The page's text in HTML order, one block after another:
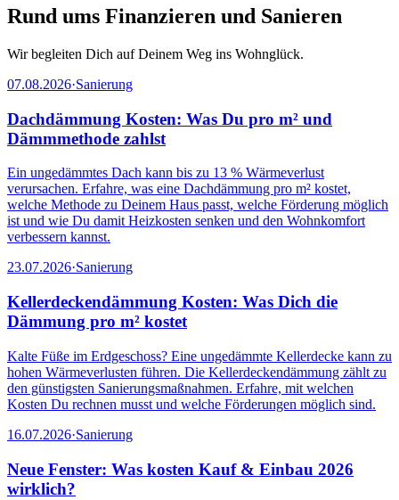
Rund ums Finanzieren und Sanieren
Wir begleiten Dich auf Deinem Weg ins Wohnglück.
07.08.2026·Sanierung
Dachdämmung Kosten: Was Du pro m² und
Dämmmethode zahlst
Ein ungedämmtes Dach kann bis zu 13 % Wärmeverlust
verursachen. Erfahre, was eine Dachdämmung pro m² kostet,
welche Methode zu Deinem Haus passt, welche Förderung möglich
ist und wie Du damit Heizkosten senken und den Wohnkomfort
verbessern kannst.
23.07.2026·Sanierung
Kellerdeckendämmung Kosten: Was Dich die
Dämmung pro m² kostet
Kalte Füße im Erdgeschoss? Eine ungedämmte Kellerdecke kann zu
hohen Wärmeverlusten führen. Die Kellerdeckendämmung zählt zu
den günstigsten Sanierungsmaßnahmen. Erfahre, mit welchen
Kosten Du rechnen musst und welche Förderungen möglich sind.
16.07.2026·Sanierung
Neue Fenster: Was kosten Kauf & Einbau 2026
wirklich?